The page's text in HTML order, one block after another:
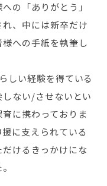
の「ありがとう」
、中には新卒だけ
への手紙を執筆し
しい経験を得ている
ない/させないとい
に携わっておりま
に支えられている
けるきっかけにな